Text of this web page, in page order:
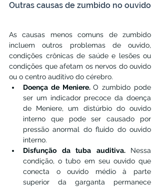
Outras causas de zumbido no ouvido
As causas menos comuns de zumbido
incluem outros problemas de ouvido,
condições crônicas de saúde e lesões ou
condições que afetam os nervos do ouvido
ou o centro auditivo do cérebro.
Doença de Meniere. O zumbido pode
ser um indicador precoce da doença
de Meniere, um distúrbio do ouvido
interno que pode ser causado por
pressão anormal do fluido do ouvido
interno.
Disfunção da tuba auditiva. Nessa
condição, o tubo em seu ouvido que
conecta o ouvido médio à parte
superior da garganta permanece